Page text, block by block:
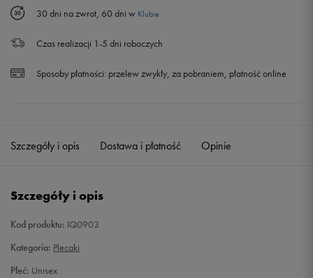
30 dni na zwrot, 60 dni w Klubie
Czas realizacji 1-5 dni roboczych
Sposoby płatności: przelew zwykły, za pobraniem, płatność online
Szczegóły i opis Dostawa i płatność Opinie
Szczegóły i opis
Kod produktu: IQ0903
Kategoria: Plecaki
Płeć: Unisex